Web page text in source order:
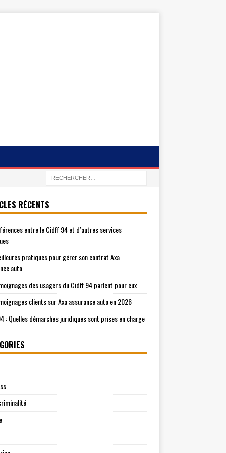
RÉCENTS
entre le Cidff 94 et d’autres services
pratiques pour gérer son contrat Axa
auto
des usagers du Cidff 94 parlent pour eux
clients sur Axa assurance auto en 2026
: Quelles démarches juridiques sont prises en charge